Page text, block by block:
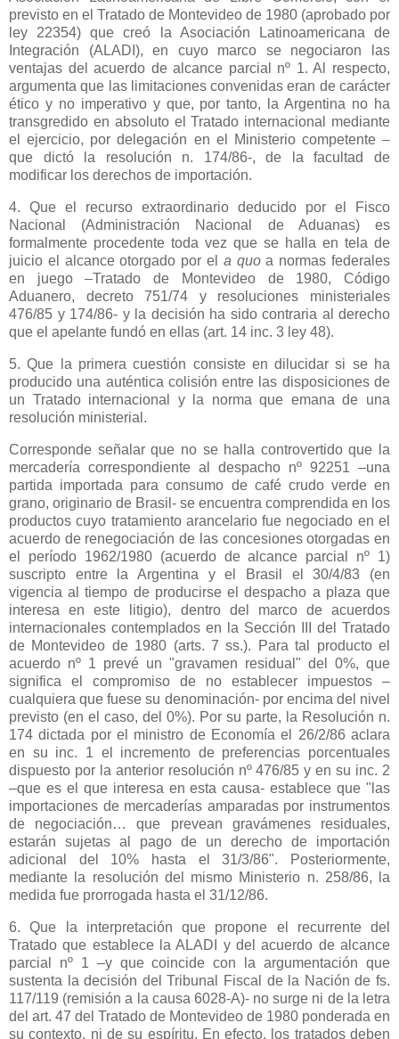
previsto en el Tratado de Montevideo de 1980 (aprobado por
ley 22354) que creó
la Asociación Latinoamericana de
Integración (ALADI), en cuyo marco se negociaron las
ventajas del acuerdo de alcance parcial nº 1. Al respecto,
argumenta que las limitaciones convenidas eran de carácter
ético y no imperativo y que, por tanto,
la Argentina no ha
transgredido en absoluto el Tratado internacional mediante
el ejercicio, por delegación en el Ministerio competente –
que dictó la resolución n. 174/86-, de la facultad de
modificar los derechos de importación.
4. Que el recurso extraordinario deducido por el Fisco
Nacional (Administración Nacional de Aduanas) es
formalmente procedente toda vez que se halla en tela de
juicio el alcance otorgado por el a quoa normas federales
en juego –Tratado de Montevideo de 1980, Código
Aduanero, decreto 751/74 y resoluciones ministeriales
476/85 y 174/86- y la decisión ha sido contraria al derecho
que el apelante fundó en ellas (art. 14 inc. 3 ley 48).
5. Que la primera cuestión consiste en dilucidar si se ha
producido una auténtica colisión entre las disposiciones de
un Tratado internacional y la norma que emana de una
resolución ministerial.
Corresponde señalar que no se halla controvertido que la
mercadería correspondiente al despacho nº 92251 –una
partida importada para consumo de café crudo verde en
grano, originario de Brasil- se encuentra comprendida en los
productos cuyo tratamiento arancelario fue negociado en el
acuerdo de renegociación de las concesiones otorgadas en
el período 1962/1980 (acuerdo de alcance parcial nº 1)
suscripto entre
la Argentina y el Brasil el 30/4/83 (en
vigencia al tiempo de producirse el despacho a plaza que
interesa en este litigio), dentro del marco de acuerdos
internacionales contemplados en
la Sección III
del Tratado
de Montevideo de 1980 (arts. 7 ss.). Para tal producto el
acuerdo nº 1 prevé un "gravamen residual" del 0%, que
significa el compromiso de no establecer impuestos –
cualquiera que fuese su denominación- por encima del nivel
previsto (en el caso, del 0%). Por su parte, la Resolución n.
174 dictada por el ministro de Economía el 26/2/86 aclara
en su inc. 1 el incremento de preferencias porcentuales
dispuesto por la anterior resolución nº 476/85 y en su inc. 2
–que es el que interesa en esta causa- establece que "las
importaciones de mercaderías amparadas por instrumentos
de negociación… que prevean gravámenes residuales,
estarán sujetas al pago de un derecho de importación
adicional del 10% hasta el 31/3/86". Posteriormente,
mediante la resolución del mismo Ministerio n. 258/86, la
medida fue prorrogada hasta el 31/12/86.
6. Que la interpretación que propone el recurrente del
Tratado que establece la ALADI
y del acuerdo de alcance
parcial nº 1 –y que coincide con la argumentación que
sustenta la decisión del Tribunal Fiscal de la Nación de fs.
117/119 (remisión a la causa 6028-A)- no surge ni de la letra
del art. 47 del Tratado de Montevideo de 1980 ponderada en
su contexto, ni de su espíritu. En efecto, los tratados deben